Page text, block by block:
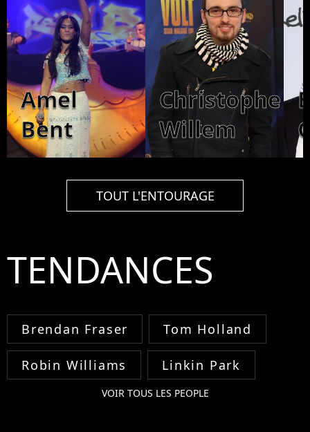
Amel
Bent
Christophe
Willem
TOUT L'ENTOURAGE
TENDANCES
Brendan Fraser Tom Holland
Robin Williams Linkin Park
VOIR TOUS LES PEOPLE